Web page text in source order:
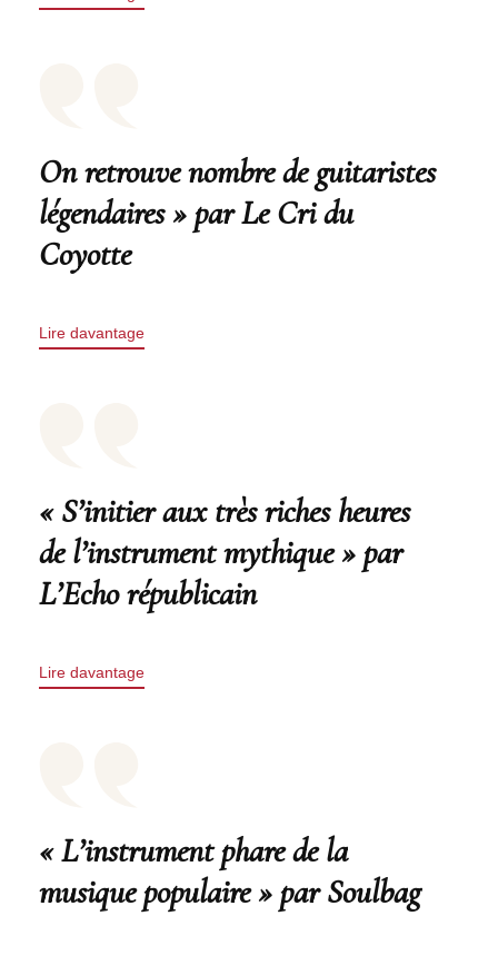
On retrouve nombre de guitaristes
légendaires » par Le Cri du
Coyotte
Lire davantage
« S’initier aux très riches heures
de l’instrument mythique » par
L’Echo républicain
Lire davantage
« L’instrument phare de la
musique populaire » par Soulbag